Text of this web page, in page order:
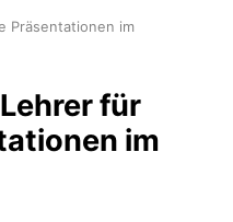
Präsentationen im
für
im